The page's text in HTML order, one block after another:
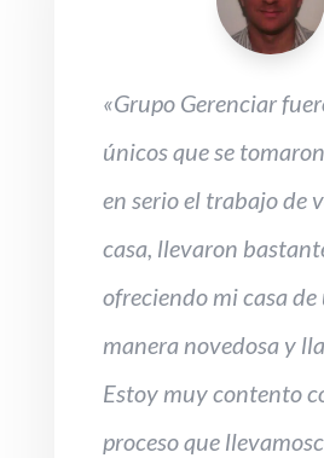
«Grupo Gerenciar
únicos que se
en serio el trabajo de
casa, llevaron
ofreciendo mi casa de
manera novedosa y
Estoy muy contento
proceso que